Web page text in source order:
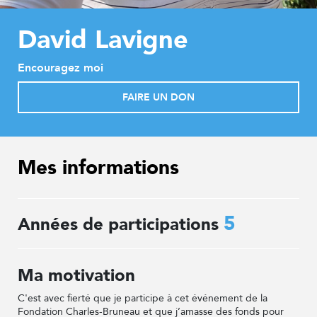
David Lavigne
Encouragez moi
FAIRE UN DON
Mes informations
Années de participations 5
Ma motivation
C'est avec fierté que je participe à cet événement de la
Fondation Charles-Bruneau et que j’amasse des fonds pour